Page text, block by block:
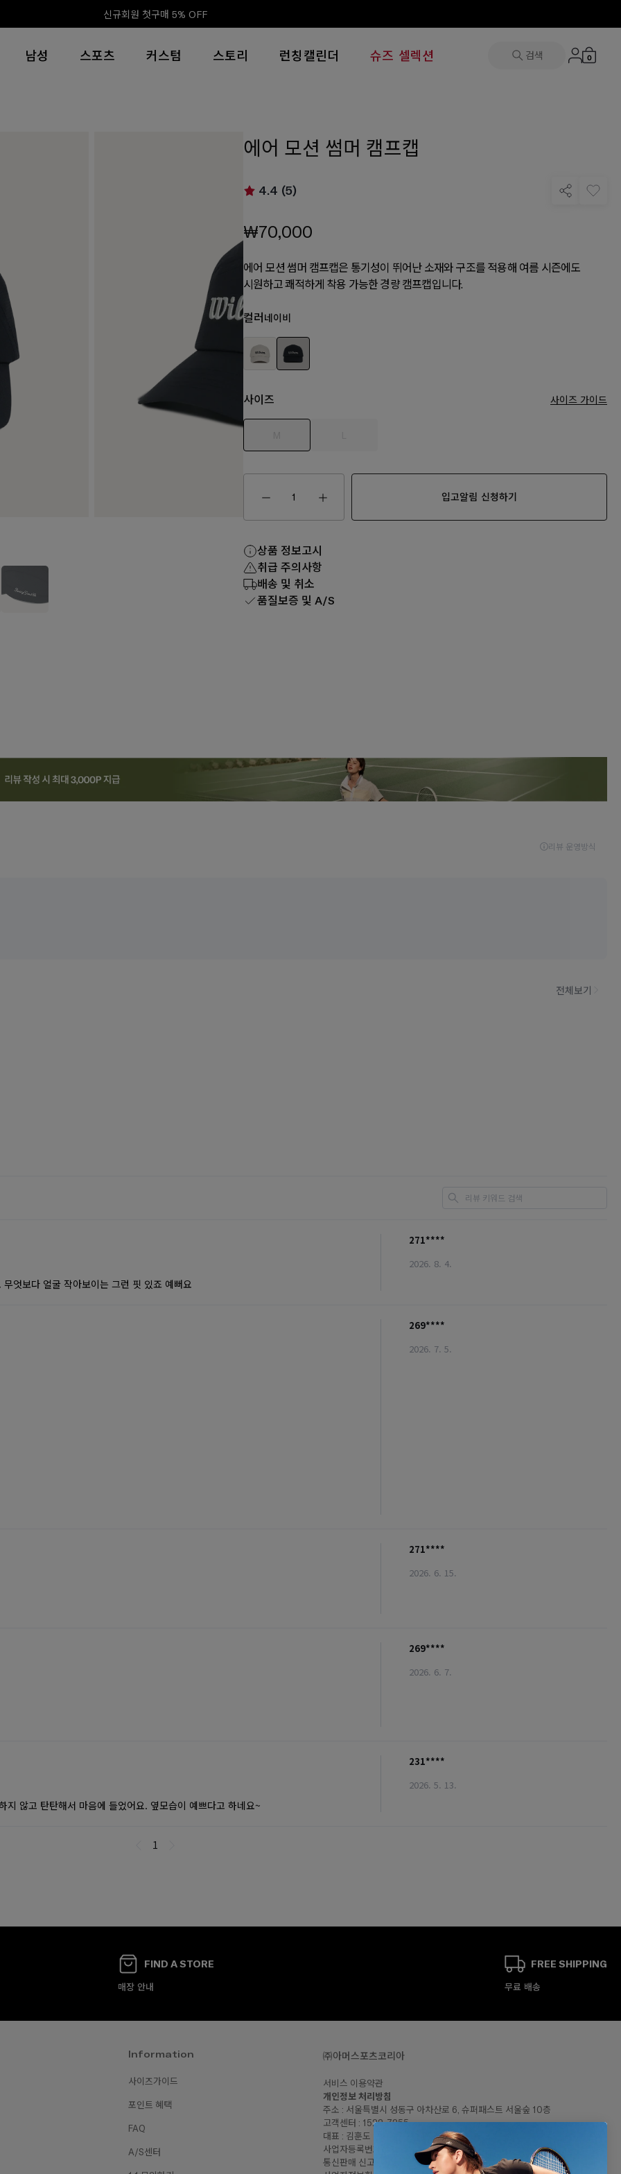
신규회원 첫구매 5% OFF
남성 스포츠 커스텀 스토리 런칭캘린더 슈즈 셀렉션 검색 0
에어 모션 썸머 캠프캡
4.4 (5)
₩70,000
에어 모션 썸머 캠프캡은 통기성이 뛰어난 소재와 구조를 적용해 여름 시즌에도
시원하고 쾌적하게 착용 가능한 경량 캠프캡입니다.
컬러 네이비
사이즈 사이즈 가이드
입고알림 신청하기
상품 정보고시
취급 주의사항
배송 및 취소
품질보증 및 A/S
₩130,000
₩150,000
FIND A STORE
매장 안내
FREE SHIPPING
무료 배송
Information
사이즈가이드
포인트 혜택
FAQ
A/S센터
㈜아머스포츠코리아
서비스 이용약관
개인정보 처리방침
주소 : 서울특별시 성동구 아차산로 6, 슈퍼패스트 서울숲 10층
고객센터 : 1522-7255
대표 : 김훈도
사업자등록번호: 120-81-57446
통신판매 신고번호 : 2023-서울성동-2064